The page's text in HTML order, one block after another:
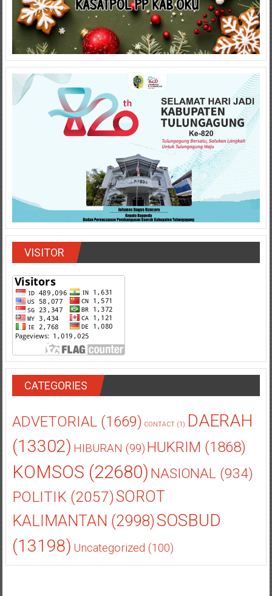
VISITOR
CATEGORIES
ADVETORIAL(1669) CONTACT(1) DAERAH
(13302) HIBURAN (99) HUKRIM (1868)
KOMSOS (22680) NASIONAL(934)
POLITIK(2057)SOROT
KALIMANTAN (2998)SOSBUD
(13198) Uncategorized (100)